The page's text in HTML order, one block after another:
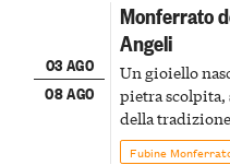
03 AGO
08 AGO
Monferrato
Angeli
Un gioiello
pietra scolpita,
della
Fubine